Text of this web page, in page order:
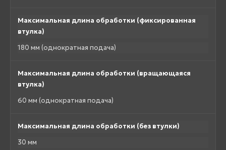
Максимальная длина обработки (фиксированная
втулка)
180 мм (однократная подача)
Максимальная длина обработки (вращающаяся
втулка)
60 мм (однократная подача)
Максимальная длина обработки (без втулки)
30 мм